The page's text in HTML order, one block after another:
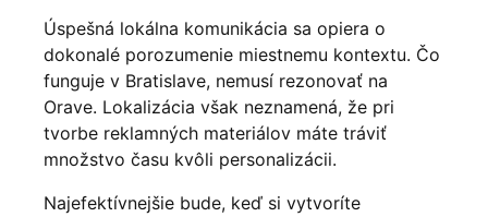
Úspešná lokálna komunikácia sa opiera o
dokonalé porozumenie miestnemu kontextu. Čo
funguje v Bratislave, nemusí rezonovať na
Orave. Lokalizácia však neznamená, že pri
tvorbe reklamných materiálov máte tráviť
množstvo času kvôli personalizácii.
Najefektívnejšie bude, keď si vytvoríte